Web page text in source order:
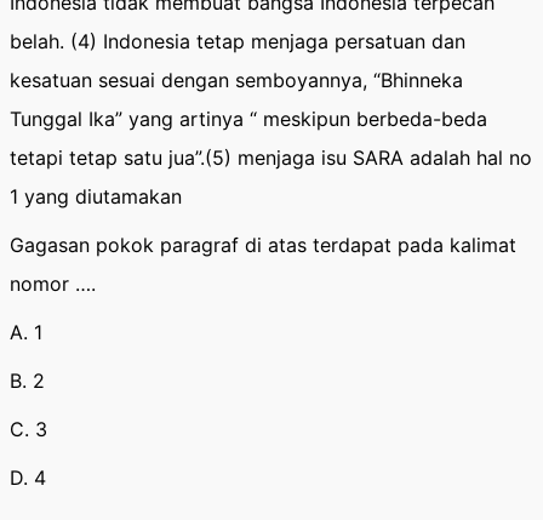
belah. (4) Indonesia tetap menjaga persatuan dan
kesatuan sesuai dengan semboyannya, “Bhinneka
Tunggal Ika” yang artinya “ meskipun berbeda-beda
tetapi tetap satu jua”.(5) menjaga isu SARA adalah hal no
1 yang diutamakan
Gagasan pokok paragraf di atas terdapat pada kalimat
nomor ….
A. 1
B. 2
C. 3
D. 4